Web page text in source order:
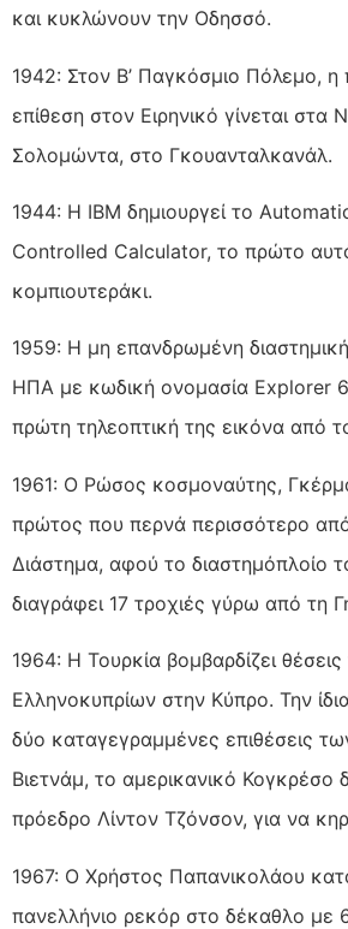
και κυκλώνουν την Οδησσό.
1942: Στον Β’ Παγκόσμιο Πόλεμο, η
επίθεση στον Ειρηνικό γίνεται στα
Σολομώντα, στο Γκουανταλκανάλ.
1944: Η IBM δημιουργεί το
Controlled Calculator, το πρώτο
κομπιουτεράκι.
1959: Η μη επανδρωμένη
ΗΠΑ με κωδική ονομασία Explorer
πρώτη τηλεοπτική της εικόνα από
1961: Ο Ρώσος κοσμοναύτης,
πρώτος που περνά περισσότερο
Διάστημα, αφού το διαστημόπλοίο
διαγράφει 17 τροχιές γύρω από τη
1964: Η Τουρκία βομβαρδίζει
Ελληνοκυπρίων στην Κύπρο. Την
δύο καταγεγραμμένες επιθέσεις
Βιετνάμ, το αμερικανικό Κογκρέσο
πρόεδρο Λίντον Τζόνσον, για να
1967: Ο Χρήστος Παπανικολάου
πανελλήνιο ρεκόρ στο δέκαθλο με